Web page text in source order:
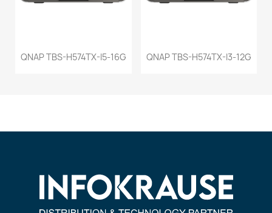
QNAP TBS-H574TX-I5-16G QNAP TBS-H574TX-I3-12G